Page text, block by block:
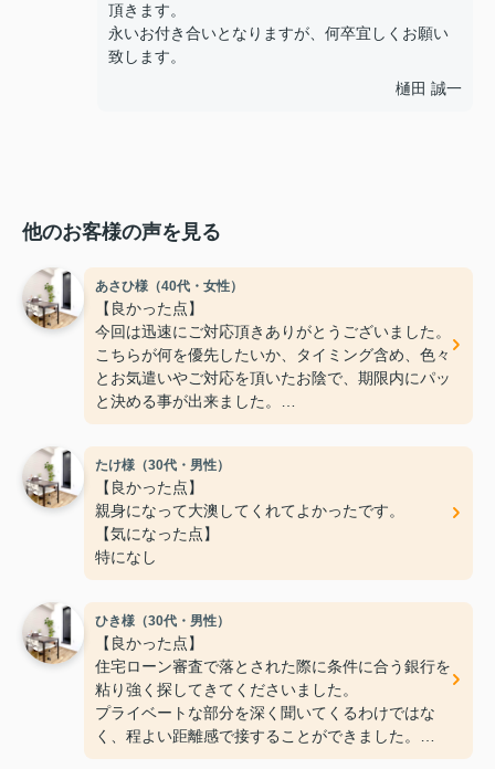
頂きます。
永いお付き合いとなりますが、何卒宜しくお願い
致します。
樋田 誠一
他のお客様の声を見る
あさひ様（40代・女性）
【良かった点】
今回は迅速にご対応頂きありがとうございました。
こちらが何を優先したいか、タイミング含め、色々
とお気遣いやご対応を頂いたお陰で、期限内にパッ
と決める事が出来ました。
フットワークが軽く、希望もちゃんと聞いて下さい
ます。
ご親切にありがとうございました！
【気になった点】
特にないです！
たけ様（30代・男性）
【良かった点】
親身になって大澳してくれてよかったです。
【気になった点】
特になし
ひき様（30代・男性）
【良かった点】
住宅ローン審査で落とされた際に条件に合う銀行を
粘り強く探してきてくださいました。
プライベートな部分を深く聞いてくるわけではな
く、程よい距離感で接することができました。
【気になった点】